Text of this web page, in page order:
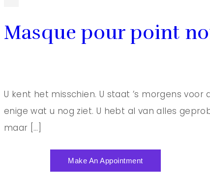
Masque pour point
U kent het misschien. U staat ’s morgens
enige wat u nog ziet. U hebt al van alles
maar […]
Make An Appointment